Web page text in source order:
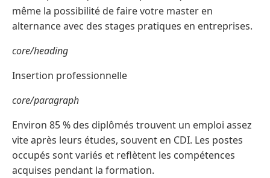
même la possibilité de faire votre master en
alternance avec des stages pratiques en entreprises.
core/heading
Insertion professionnelle
core/paragraph
Environ 85 % des diplômés trouvent un emploi assez
vite après leurs études, souvent en CDI. Les postes
occupés sont variés et reflètent les compétences
acquises pendant la formation.